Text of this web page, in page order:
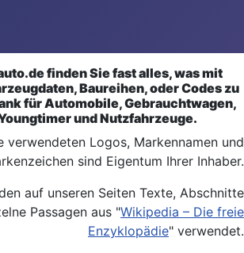
finden Sie fast alles, was mit
Baureihen, oder Codes zu
für Automobile, Gebrauchtwagen,
und Nutzfahrzeuge.
verwendeten Logos, Markennamen und
sind Eigentum Ihrer Inhaber.
auf unseren Seiten Texte, Abschnitte
Passagen aus "Wikipedia – Die freie
Enzyklopädie" verwendet.